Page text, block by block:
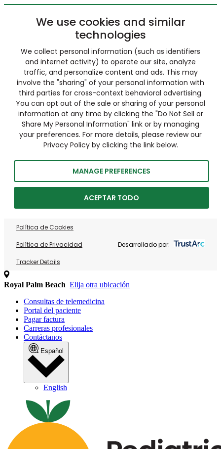
We use cookies and similar
technologies
We collect personal information (such as identifiers
and internet activity) to operate our site, analyze
traffic, and personalize content and ads. This may
involve the "sharing" of your personal information with
third parties for cross-context behavioral advertising.
You can opt out of the sale or sharing of your personal
information at any time by clicking the "Do Not Sell or
Share My Personal Information" link or by managing
your preferences. For more details, please review our
Privacy Policy by clicking the link below.
MANAGE PREFERENCES
ACEPTAR TODO
Política de Cookies
Política de Privacidad
Tracker Details
Desarrollado por:
Royal Palm Beach Elija otra ubicación
Consultas de telemedicina
Portal del paciente
Pagar factura
Carreras profesionales
Contáctanos
Español
English